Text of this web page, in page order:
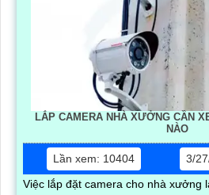
LẮP CAMERA NHÀ XƯỞNG CẦN
NÀO
Lần xem: 10404
3/
Việc lắp đặt camera cho nhà xưởng